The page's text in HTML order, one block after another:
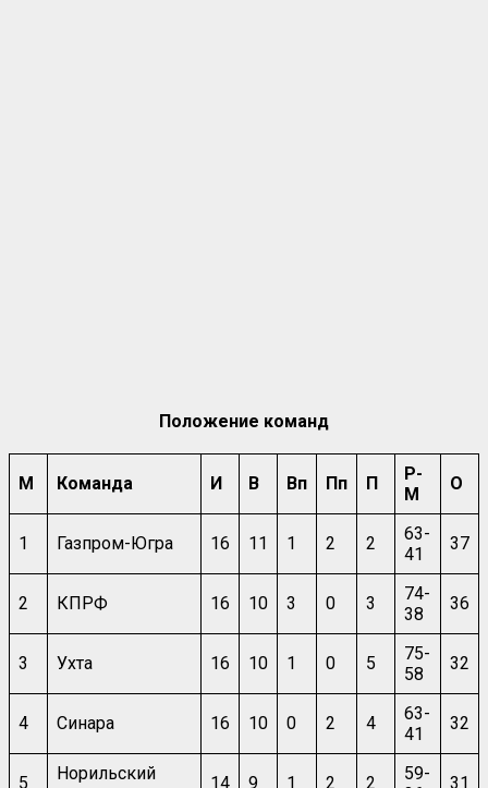
Положение команд
М Команда И В Вп Пп П
Р-
М
О
1 Газпром-Югра 16 11 1 2 2
63-
41
37
2 КПРФ 16 10 3 0 3
74-
38
36
3 Ухта 16 10 1 0 5
75-
58
32
4 Синара 16 10 0 2 4
63-
41
32
5
Норильский
14 9 1 2 2
59-
31